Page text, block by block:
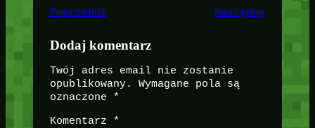
Poprzedni Następny
Dodaj komentarz
Twój adres email nie zostanie
opublikowany.
Wymagane pola są
oznaczone
*
Komentarz *